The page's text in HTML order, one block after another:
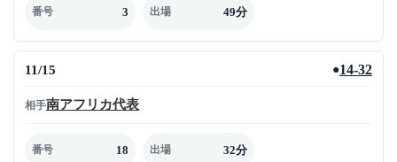
番号 3 出場 49分
11/15 ●14-32
相手南アフリカ代表
番号 18 出場 32分